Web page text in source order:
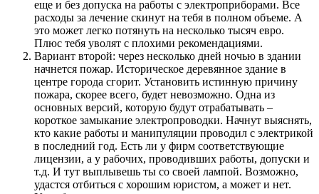
еще и без допуска на работы с электроприборами. Все
расходы за лечение скинут на тебя в полном объеме. А
это может легко потянуть на несколько тысяч евро.
Плюс тебя уволят с плохими рекомендациями.
Вариант второй: через несколько дней ночью в здании
начнется пожар. Историческое деревянное здание в
центре города сгорит. Установить истинную причину
пожара, скорее всего, будет невозможно. Одна из
основных версий, которую будут отрабатывать –
короткое замыкание электропроводки. Начнут выяснять,
кто какие работы и манипуляции проводил с электрикой
в последний год. Есть ли у фирм соответствующие
лицензии, а у рабочих, проводивших работы, допуски и
т.д. И тут выплывешь ты со своей лампой. Возможно,
удастся отбиться с хорошим юристом, а может и нет.